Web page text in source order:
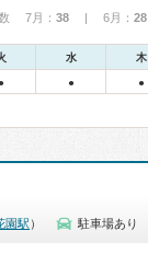
7月： 38 | 6月： 28
水 木
● ● ●
園駅 ） 駐車場あり